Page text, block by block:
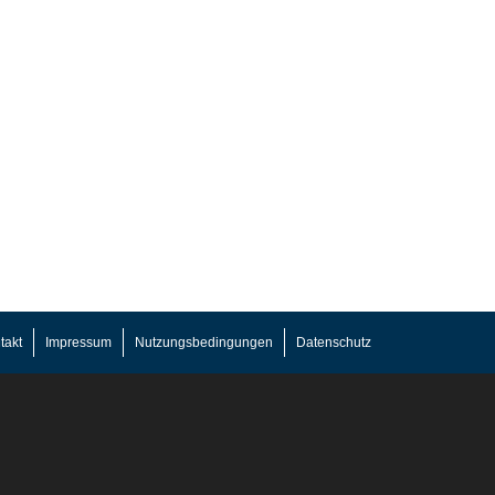
Impressum Nutzungsbedingungen Datenschutz